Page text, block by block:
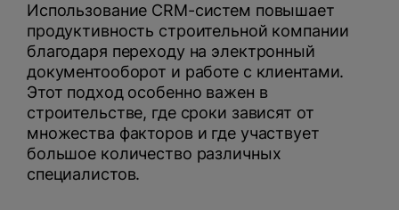
Использование CRM-систем повышает
продуктивность строительной компании
благодаря переходу на электронный
документооборот и работе с клиентами.
Этот подход особенно важен в
строительстве, где сроки зависят от
множества факторов и где участвует
большое количество различных
специалистов.